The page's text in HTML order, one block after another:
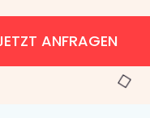
ANFRAGEN